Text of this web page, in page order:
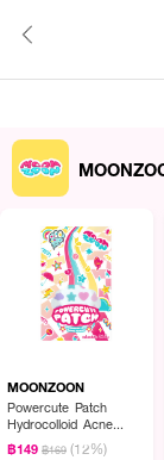
MOONZOON
Powercute Patch
Hydrocolloid Acne
Patch (Mixed)
฿149 ฿169 (12%)